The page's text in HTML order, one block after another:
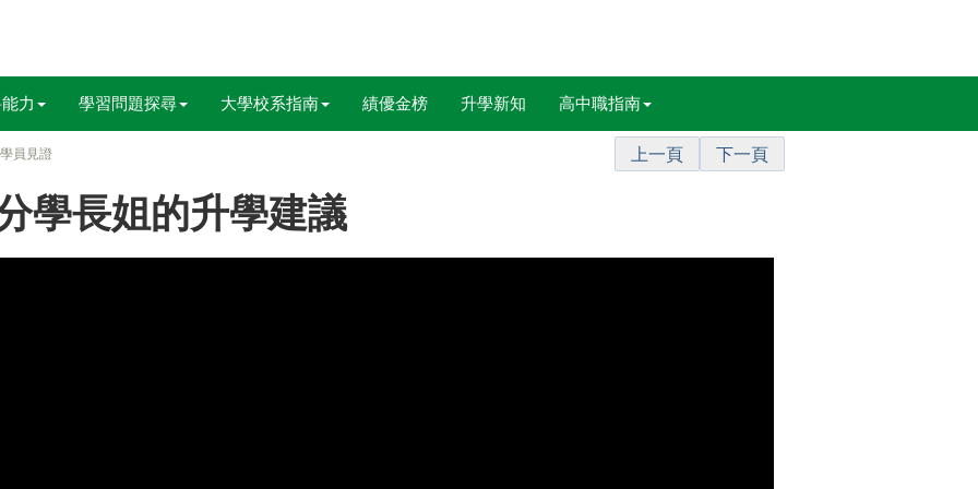
力 學習問題探尋 大學校系指南 績優金榜 升學新知 高中職指南
員見證 上一頁 下一頁
學長姐的升學建議